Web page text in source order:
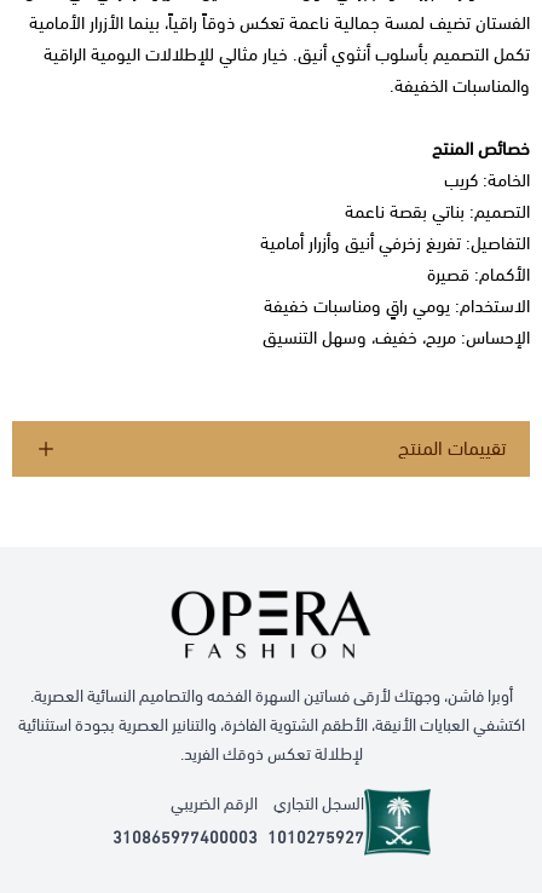
الفستان تضيف لمسة جمالية ناعمة تعكس ذوقاً راقياً، بينما الأزرار الأمامية
تكمل التصميم بأسلوب أنثوي أنيق. خيار مثالي للإطلالات اليومية الراقية
والمناسبات الخفيفة.
خصائص المنتج
الخامة: كريب
التصميم: بناتي بقصة ناعمة
التفاصيل: تفريغ زخرفي أنيق وأزرار أمامية
الأكمام: قصيرة
الاستخدام: يومي راقٍ ومناسبات خفيفة
الإحساس: مريح، خفيف، وسهل التنسيق
تقييمات المنتج
أوبرا فاشن، وجهتك لأرقى فساتين السهرة الفخمه والتصاميم النسائية العصرية.
اكتشفي العبايات الأنيقة، الأطقم الشتوية الفاخرة، والتنانير العصرية بجودة استثنائية
لإطلالة تعكس ذوقك الفريد.
السجل التجاري
1010275927
الرقم الضريبي
310865977400003